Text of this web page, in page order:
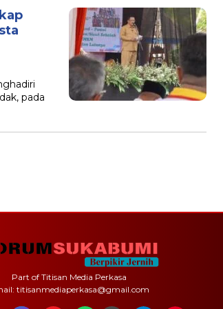
pada
Part of Titisan Media Perkasa
titisanmediaperkasa@gmail.com